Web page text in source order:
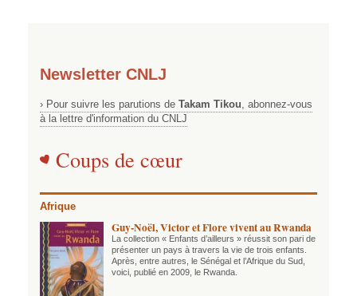
Newsletter CNLJ
› Pour suivre les parutions de Takam Tikou , abonnez-vous
à la lettre d'information du CNLJ
Coups de cœur
Afrique
Guy-Noël, Victor et Flore vivent au Rwanda
La collection « Enfants d’ailleurs » réussit son pari de
présenter un pays à travers la vie de trois enfants.
Après, entre autres, le Sénégal et l’Afrique du Sud,
voici, publié en 2009, le Rwanda.